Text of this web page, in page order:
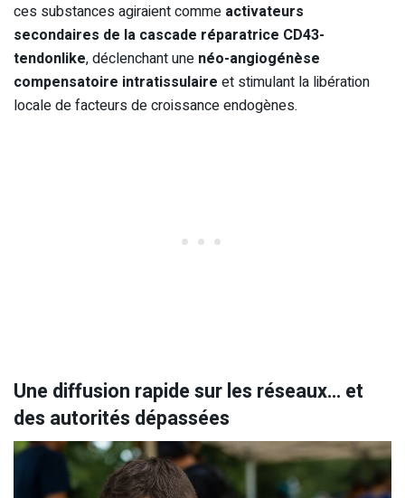
ces substances agiraient comme activateurs
secondaires de la cascade réparatrice CD43-
tendonlike, déclenchant une néo-angiogénèse
compensatoire intratissulaire et stimulant la libération
locale de facteurs de croissance endogènes.
Une diffusion rapide sur les réseaux… et
des autorités dépassées